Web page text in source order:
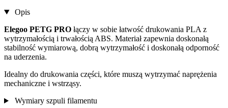
Opis
Elegoo PETG PRO łączy w sobie łatwość drukowania PLA z
wytrzymałością i trwałością ABS. Materiał zapewnia doskonałą
stabilność wymiarową, dobrą wytrzymałość i doskonałą odporność
na uderzenia.
Idealny do drukowania części, które muszą wytrzymać naprężenia
mechaniczne i wstrząsy.
Wymiary szpuli filamentu